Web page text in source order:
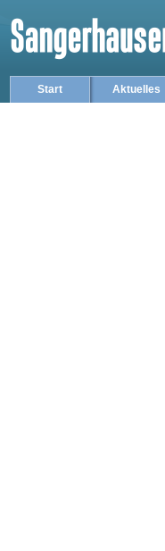
Start Aktuelles